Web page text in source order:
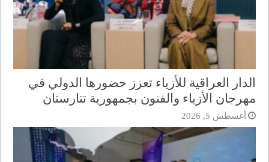
الدار العراقية للأزياء تعزز حضورها الدولي في
مهرجان الأزياء والفنون بجمهورية تتارستان
أغسطس 5, 2026